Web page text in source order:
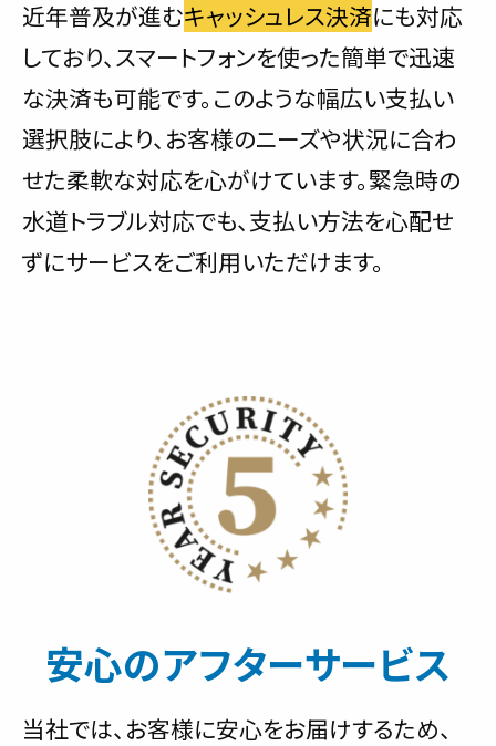
近年普及が進むキャッシュレス決済にも対応
しており、スマートフォンを使った簡単で迅速
な決済も可能です。このような幅広い支払い
選択肢により、お客様のニーズや状況に合わ
せた柔軟な対応を心がけています。緊急時の
水道トラブル対応でも、支払い方法を心配せ
ずにサービスをご利用いただけます。
安心のアフターサービス
当社では、お客様に安心をお届けするため、